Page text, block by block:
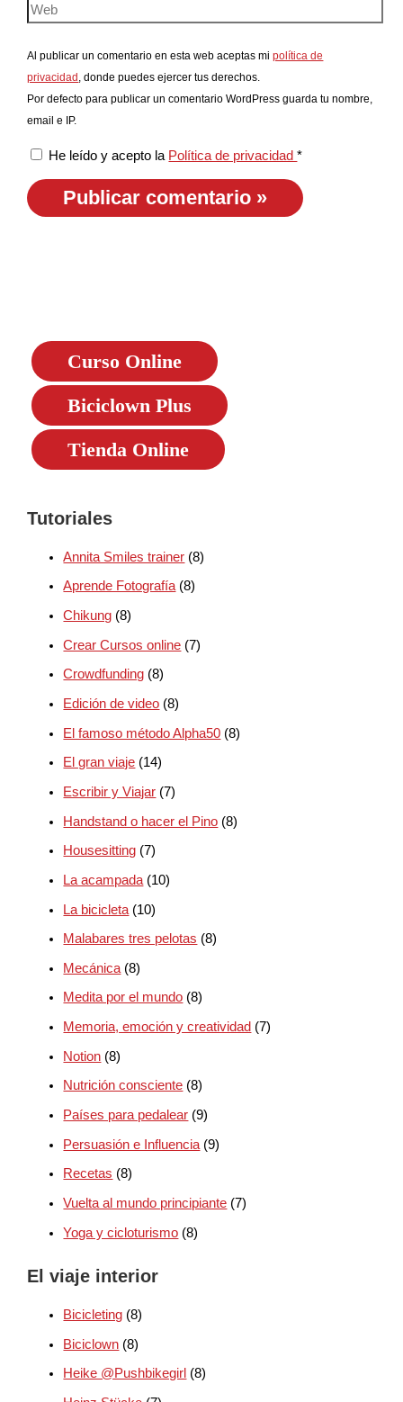
Al publicar un comentario en esta web aceptas mipolítica de
privacidad
, donde puedes ejercer tus derechos.
Por defecto para publicar un comentario WordPress guarda tu nombre,
email e IP.
He leído y acepto la Política de privacidad*
Curso Online
Biciclown Plus
Tienda Online
Tutoriales
Annita Smiles trainer (8)
Aprende Fotografía(8)
Chikung (8)
Crear Cursos online (7)
Crowdfunding (8)
Edición de video (8)
El famoso método Alpha50 (8)
El gran viaje (14)
Escribir y Viajar (7)
Handstand o hacer el Pino (8)
Housesitting (7)
La acampada (10)
La bicicleta (10)
Malabares tres pelotas (8)
Mecánica (8)
Medita por el mundo (8)
Memoria, emoción y creatividad (7)
Notion (8)
Nutrición consciente (8)
Países para pedalear (9)
Persuasión e Influencia (9)
Recetas (8)
Vuelta al mundo principiante (7)
Yoga y cicloturismo (8)
El viaje interior
Bicicleting (8)
Biciclown (8)
Heike @Pushbikegirl (8)